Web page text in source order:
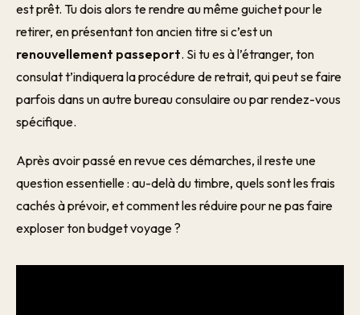
est prêt. Tu dois alors te rendre au même guichet pour le
retirer, en présentant ton ancien titre si c’est un
renouvellement passeport. Si tu es à l’étranger, ton
consulat t’indiquera la procédure de retrait, qui peut se faire
parfois dans un autre bureau consulaire ou par rendez-vous
spécifique.
Après avoir passé en revue ces démarches, il reste une
question essentielle : au-delà du timbre, quels sont les frais
cachés à prévoir, et comment les réduire pour ne pas faire
exploser ton budget voyage ?